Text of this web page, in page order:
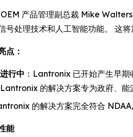
产品管理副总裁 Mike
号处理技术和人工智能功能。 这
点：
行中 ：Lantronix 已开始产生早
的解决方案专为政府、能
的解决方案完全符合
能